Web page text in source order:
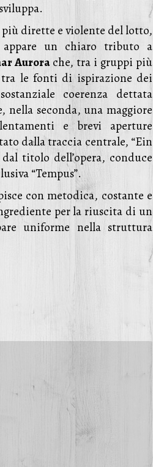
dirette e violente del lotto,
appare un chiaro tributo a
Aurorache, tra i gruppi più
le fonti di ispirazione dei
coerenza dettata
nella seconda, una maggiore
e brevi aperture
dalla traccia centrale, “Ein
titolo dell’opera, conduce
“Tempus”.
con metodica, costante e
per la riuscita di un
uniforme nella struttura